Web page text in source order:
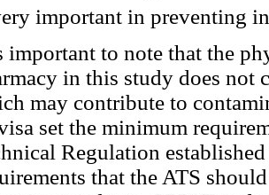
important in preventing
important to note that the
in this study does not
may contribute to
set the minimum
Regulation
that the ATS